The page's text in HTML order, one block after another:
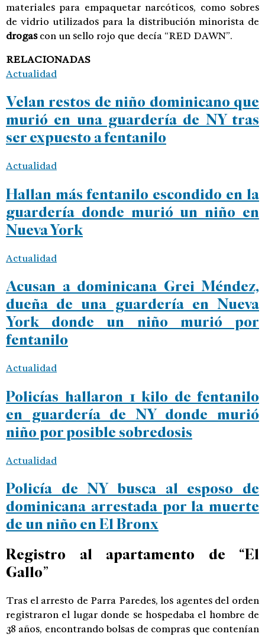
materiales para empaquetar narcóticos, como sobres
de vidrio utilizados para la distribución minorista de
drogascon un sello rojo que decía “RED DAWN”.
RELACIONADAS
Actualidad
Velan restos de niño dominicano que
murió en una guardería de NY tras
ser expuesto a fentanilo
Actualidad
Hallan más fentanilo escondido en la
guardería donde murió un niño en
Nueva York
Actualidad
Acusan a dominicana Grei Méndez,
dueña de una guardería en Nueva
York donde un niño murió por
fentanilo
Actualidad
Policías hallaron 1 kilo de fentanilo
en guardería de NY donde murió
niño por posible sobredosis
Actualidad
Policía de NY busca al esposo de
dominicana arrestada por la muerte
de un niño en El Bronx
Registro al apartamento de “El
Gallo”
Tras el arresto de Parra Paredes, los agentes del orden
registraron el lugar donde se hospedaba el hombre de
38 años, encontrando bolsas de compras que contenían